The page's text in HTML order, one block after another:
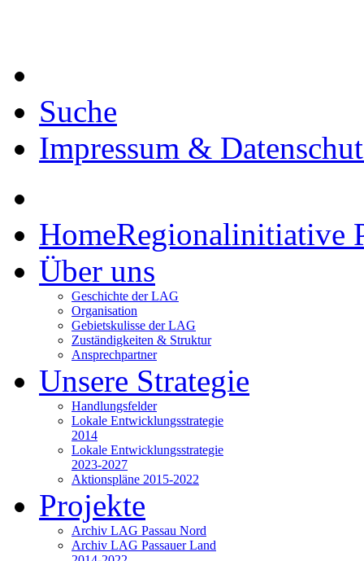
Suche
Impressum &
HomeRegionalinitiative
Über uns
Geschichte der LAG
Organisation
Gebietskulisse der LAG
Zuständigkeiten & Struktur
Ansprechpartner
Unsere Strategie
Handlungsfelder
Lokale Entwicklungsstrategie
2014
Lokale Entwicklungsstrategie
2023-2027
Aktionspläne 2015-2022
Projekte
Archiv LAG Passau Nord
Archiv LAG Passauer Land